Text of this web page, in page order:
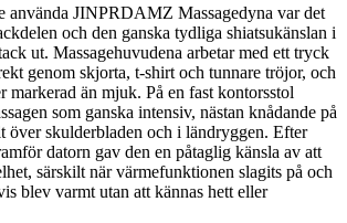
använda JINPRDAMZ Massagedyna var det
och den ganska tydliga shiatsukänslan i
ut. Massagehuvudena arbetar med ett tryck
genom skjorta, t-shirt och tunnare tröjor, och
markerad än mjuk. På en fast kontorsstol
som ganska intensiv, nästan knådande på
över skulderbladen och i ländryggen. Efter
datorn gav den en påtaglig känsla av att
särskilt när värmefunktionen slagits på och
blev varmt utan att kännas hett eller